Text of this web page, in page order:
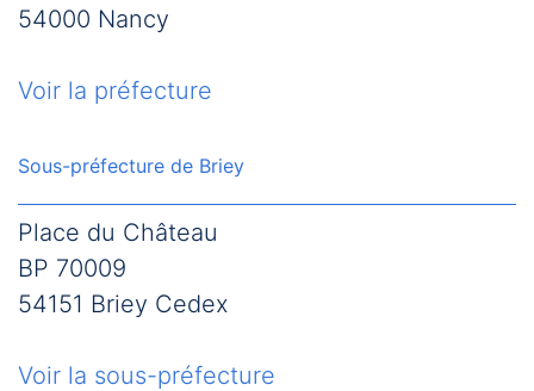
54000 Nancy
Voir la préfecture
Sous-préfecture de Briey
Place du Château
BP 70009
54151 Briey Cedex
Voir la sous-préfecture